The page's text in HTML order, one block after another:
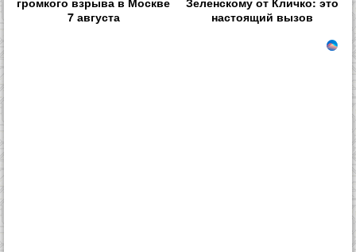
7 августа
настоящий вызов